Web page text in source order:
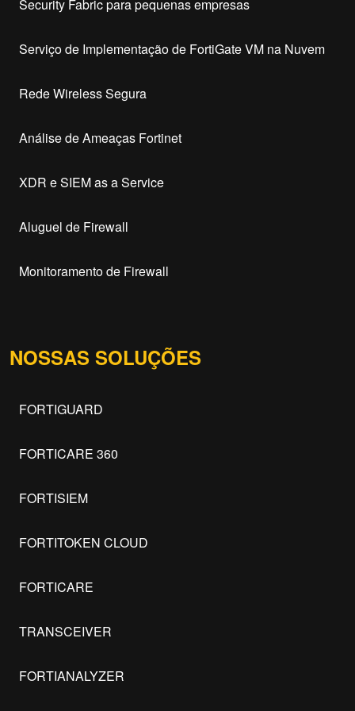
Security Fabric para pequenas empresas
Serviço de Implementação de FortiGate VM na Nuvem
Rede Wireless Segura
Análise de Ameaças Fortinet
XDR e SIEM as a Service
Aluguel de Firewall
Monitoramento de Firewall
NOSSAS SOLUÇÕES
FORTIGUARD
FORTICARE 360
FORTISIEM
FORTITOKEN CLOUD
FORTICARE
TRANSCEIVER
FORTIANALYZER